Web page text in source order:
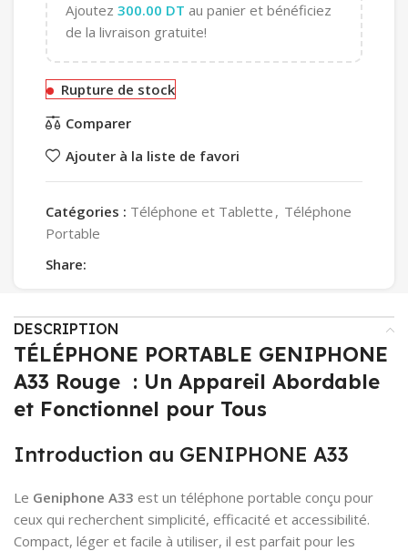
Ajoutez 300.00 DT au panier et bénéficiez
de la livraison gratuite!
Rupture de stock
Comparer
Ajouter à la liste de favori
Catégories : Téléphone et Tablette , Téléphone
Portable
Share:
DESCRIPTION
TÉLÉPHONE PORTABLE GENIPHONE
A33 Rouge : Un Appareil Abordable
et Fonctionnel pour Tous
Introduction au GENIPHONE A33
Le Geniphone A33 est un téléphone portable conçu pour
ceux qui recherchent simplicité, efficacité et accessibilité.
Compact, léger et facile à utiliser, il est parfait pour les